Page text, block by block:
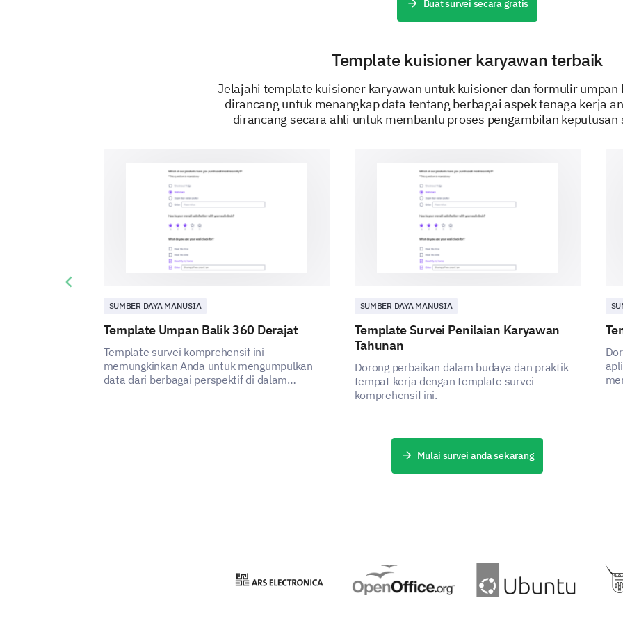
Jelaskan pandangan Anda terhadap
Saya percaya pada pengambilan keputusan
Saya merasa nyaman untuk membagikan
Pemikiran Akhir
Mari kita akhiri dengan pemikiran akhir, saran,
bagikan.
Jika ada hal lain yang ingin Anda
di sini.
DITENAGANI OLEH
Buat survei secara gratis
Template kuisioner karyawan terbaik
Jelajahi template kuisioner karyawan untuk kuisioner dan formulir umpan
dirancang untuk menangkap data tentang berbagai aspek tenaga kerja
dirancang secara ahli untuk membantu proses pengambilan keputusan
SUMBER DAYA MANUSIA
Template Umpan Balik 360 Derajat
Template survei komprehensif ini
memungkinkan Anda untuk mengumpulkan
data dari berbagai perspektif di dalam
SUMBER DAYA MANUSIA
Template Survei Penilaian Karyawan
Tahunan
Dorong perbaikan dalam budaya dan praktik
tempat kerja dengan template survei
komprehensif ini.
Previous slide
Mulai survei anda sekarang